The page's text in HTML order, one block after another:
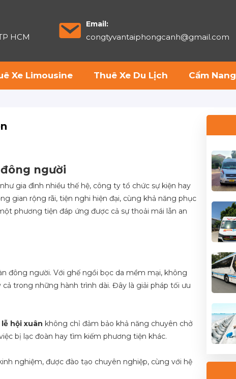
HCM
Email:
congtyvantaiphongcanh@gmail.com
Xe Limousine Thuê Xe Du Lịch Cẩm Nang
người
gia đình nhiều thế hệ, công ty tổ chức sự kiện hay
gian rộng rãi, tiện nghi hiện đại, cùng khả năng phục
phương tiện đáp ứng được cả sự thoải mái lẫn an
đông người. Với ghế ngồi bọc da mềm mại, không
trong những hành trình dài. Đây là giải pháp tối ưu
hội xuân không chỉ đảm bảo khả năng chuyên chở
bị lạc đoàn hay tìm kiếm phương tiện khác.
nghiệm, được đào tạo chuyên nghiệp, cùng với hệ